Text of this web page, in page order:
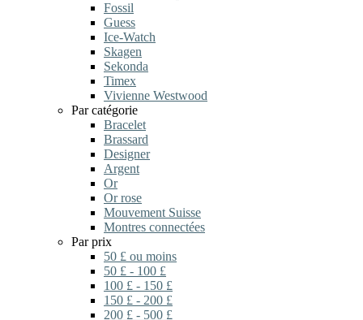
Fossil
Guess
Ice-Watch
Skagen
Sekonda
Timex
Vivienne Westwood
Par catégorie
Bracelet
Brassard
Designer
Argent
Or
Or rose
Mouvement Suisse
Montres connectées
Par prix
50 £ ou moins
50 £ - 100 £
100 £ - 150 £
150 £ - 200 £
200 £ - 500 £